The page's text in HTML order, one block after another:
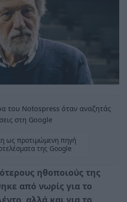
του Notospress όταν αναζητάς
στη Google
ως προτιμώμενη πηγή
της Google
ηθοποιούς της
από νωρίς για το
αλλά και για το